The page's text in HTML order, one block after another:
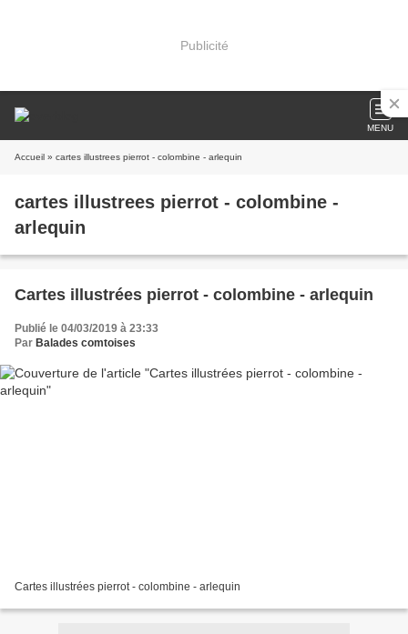
Publicité
MENU
Accueil » cartes illustrees pierrot - colombine - arlequin
cartes illustrees pierrot - colombine -
arlequin
Cartes illustrées pierrot - colombine - arlequin
Publié le 04/03/2019 à 23:33
Par Balades comtoises
Cartes illustrées pierrot - colombine - arlequin